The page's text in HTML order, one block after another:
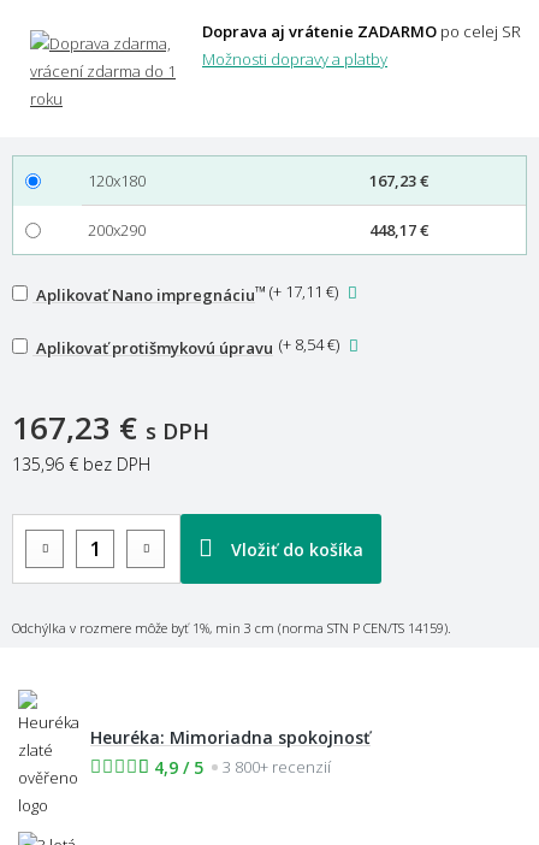
Doprava aj vrátenie ZADARMO po celej SR
Možnosti dopravy a platby
120x180 167,23 €
200x290 448,17 €
Aplikovať Nano impregnáciu™ (+ 17,11 €)
Aplikovať protišmykovú úpravu (+ 8,54 €)
167,23 € s DPH
135,96 € bez DPH
Vložiť do košíka
Odchýlka v rozmere môže byť 1%, min 3 cm (norma STN P CEN/TS 14159).
Heuréka: Mimoriadna spokojnosť
4,9 / 5
3 800+ recenzií